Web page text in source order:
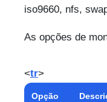
iso9660, nfs,
As opções de
<tr>
Opção